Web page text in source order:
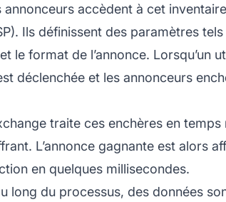
annonceurs accèdent à cet
Ils définissent des paramètres
le format de l’annonce. Lorsqu’un
déclenchée et les annonceurs
traite ces enchères en
L’annonce gagnante est alors
en quelques millisecondes.
long du processus, des données